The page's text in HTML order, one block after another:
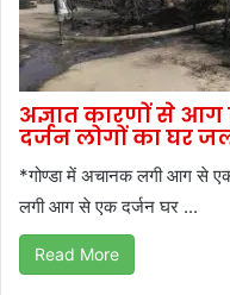
अज्ञात कारणों से
दर्जन लोगों का घर
*गोण्डा में अचानक लगी आग से
लगी आग से एक दर्जन घर ...
Read More